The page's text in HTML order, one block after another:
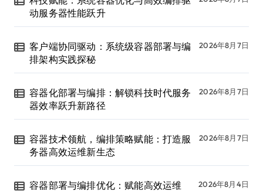
动服务器性能跃升
客户端协同驱动：系统级容器部署与编
排架构实践探秘
2026年8月7日
容器化部署与编排：解锁科技时代服务
器效率跃升新路径
2026年8月7日
容器技术领航，编排策略赋能：打造服
务器高效运维新生态
2026年8月7日
容器部署与编排优化：赋能高效运维 2026年8月4日